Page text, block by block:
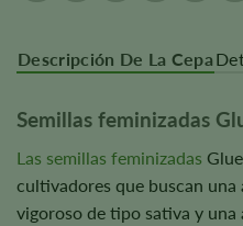
Descripción De La Cepa
Semillas feminizadas
Las semillas feminizadas
cultivadores que buscan
vigoroso de tipo sativa y